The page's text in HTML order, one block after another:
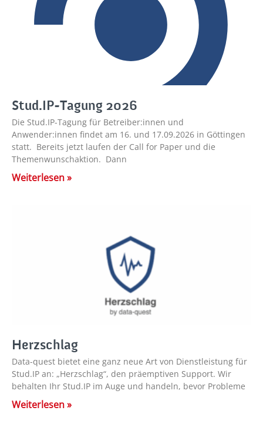
Stud.IP-Tagung 2026
Die Stud.IP-Tagung für Betreiber:innen und
Anwender:innen findet am 16. und 17.09.2026 in Göttingen
statt. Bereits jetzt laufen der Call for Paper und die
Themenwunschaktion. Dann
Weiterlesen »
Herzschlag
Data-quest bietet eine ganz neue Art von Dienstleistung für
Stud.IP an: „Herzschlag“, den präemptiven Support. Wir
behalten Ihr Stud.IP im Auge und handeln, bevor Probleme
Weiterlesen »